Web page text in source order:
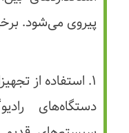
پیروی می‌شود.
۱. استفاده از تجهیزات دیجیتال
دستگاه‌های